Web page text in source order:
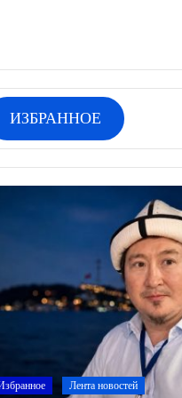
ИЗБРАННОЕ
Лента новостей